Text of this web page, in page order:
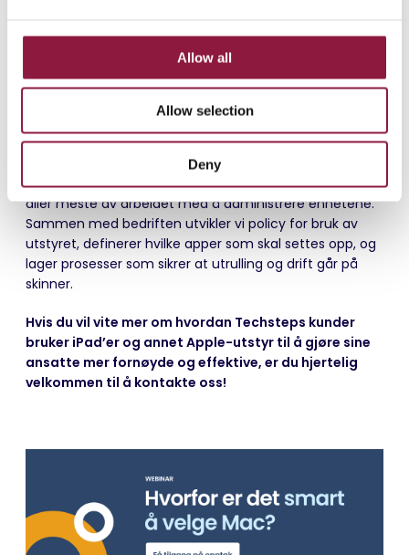
Allow all
Allow selection
Deny
laptop, og i omgivelser med støv, fukt, trang tilkomst –
eller alt dette samtidig – er det en stor fordel å slippe at
et tastatur kommer i veien. De tåler juling (i hvert fall
sinne for IT-avdelingen å håndtere dem.
Med tjenester fra Techstep kan bedriften slippe det
aller meste av arbeidet med å administrere enhetene.
Sammen med bedriften utvikler vi policy for bruk av
utstyret, definerer hvilke apper som skal settes opp, og
lager prosesser som sikrer at utrulling og drift går på
skinner.
Hvis du vil vite mer om hvordan Techsteps kunder
bruker iPad’er og annet Apple-utstyr til å gjøre sine
ansatte mer fornøyde og effektive, er du hjertelig
velkommen til å kontakte oss!